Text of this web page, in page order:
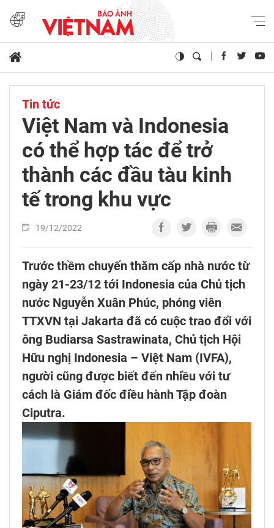
Tin tức
Việt Nam và Indonesia
có thể hợp tác để trở
thành các đầu tàu kinh
tế trong khu vực
19/12/2022
Trước thềm chuyến thăm cấp nhà nước từ
ngày 21-23/12 tới Indonesia của Chủ tịch
nước Nguyễn Xuân Phúc, phóng viên
TTXVN tại Jakarta đã có cuộc trao đổi với
ông Budiarsa Sastrawinata, Chủ tịch Hội
Hữu nghị Indonesia – Việt Nam (IVFA),
người cũng được biết đến nhiều với tư
cách là Giám đốc điều hành Tập đoàn
Ciputra.